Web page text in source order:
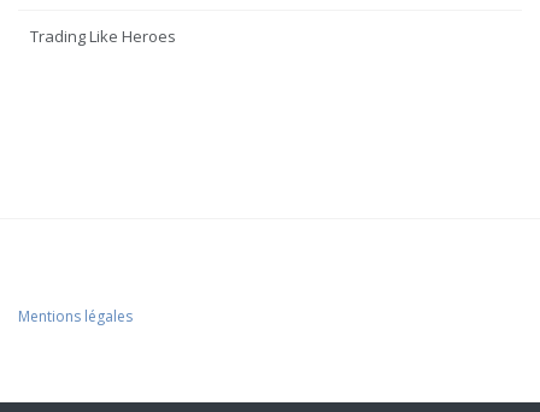
Trading Like Heroes
Mentions légales